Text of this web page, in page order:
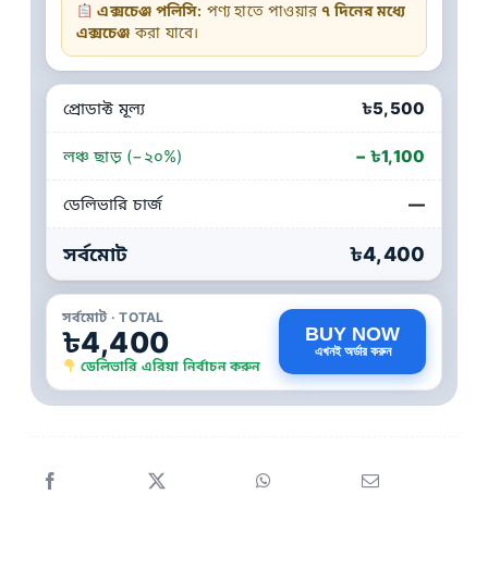
এক্সচেঞ্জ পলিসি: পণ্য হাতে পাওয়ার৭ দিনের মধ্যে
এক্সচেঞ্জ করা যাবে।
প্রোডাক্ট মূল্য ৳5,500
লঞ্চ ছাড় (−২০%) − ৳1,100
ডেলিভারি চার্জ —
সর্বমোট ৳4,400
সর্বমোট · TOTAL
৳4,400
ডেলিভারি এরিয়া নির্বাচন করুন
BUY NOW
এখনই অর্ডার করুন